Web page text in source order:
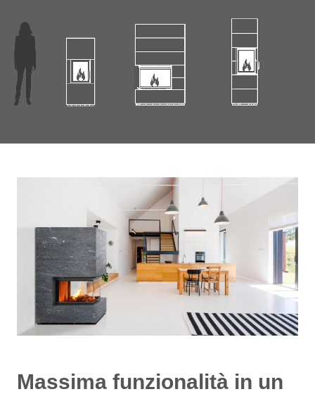
Massima funzionalità in un